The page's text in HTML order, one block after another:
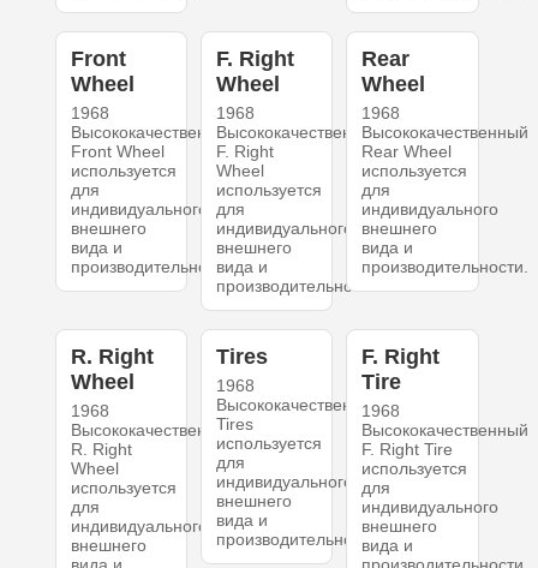
Front
Wheel
1968
Высококачественный
Front Wheel
используется
для
индивидуального
внешнего
вида и
производительности.
F. Right
Wheel
1968
Высококачественный
F. Right
Wheel
используется
для
индивидуального
внешнего
вида и
производительности.
Rear
Wheel
1968
Высококачественный
Rear Wheel
используется
для
индивидуального
внешнего
вида и
производительности.
R. Right
Wheel
1968
Высококачественный
R. Right
Wheel
используется
для
индивидуального
внешнего
Tires
1968
Высококачественный
Tires
используется
для
индивидуального
внешнего
вида и
производительности.
F. Right
Tire
1968
Высококачественный
F. Right Tire
используется
для
индивидуального
внешнего
вида и